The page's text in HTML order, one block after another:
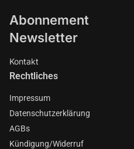
Abonnement
Newsletter
Kontakt
Rechtliches
Impressum
Datenschutzerklärung
AGBs
Kündigung/Widerruf